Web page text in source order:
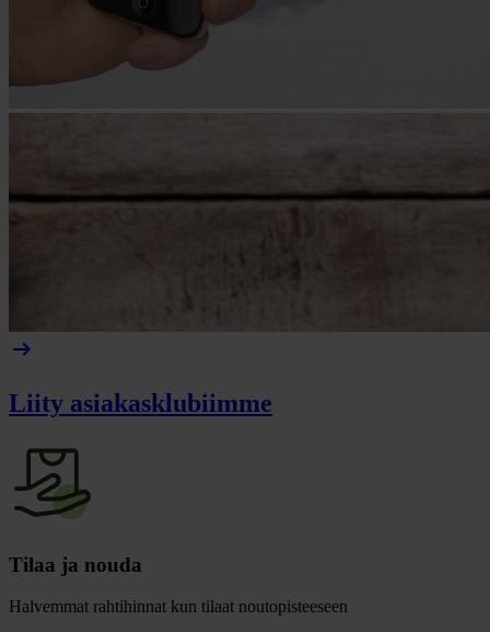
arrow_right_alt
Liity asiakasklubiimme
Tilaa ja nouda
Halvemmat rahtihinnat kun tilaat noutopisteeseen